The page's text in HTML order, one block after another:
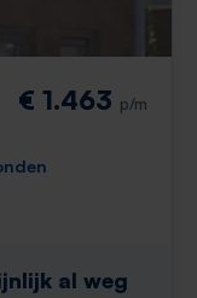
€ 1.463 p/m
al weg